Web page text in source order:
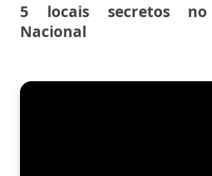
5 locais secretos no
Nacional